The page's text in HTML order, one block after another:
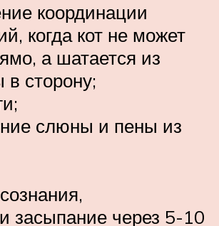
координации
когда кот не может
а шатается из
в сторону;
слюны и пены из
засыпание через 5-10